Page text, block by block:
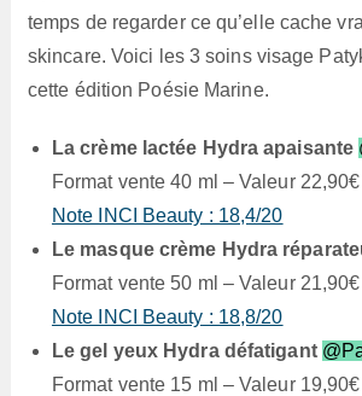
temps de regarder ce qu’elle cache
skincare. Voici les 3 soins visage
cette édition Poésie Marine.
La crème lactée Hydra apaisante
Format vente 40 ml – Valeur 22,90€
Note INCI Beauty : 18,4/20
Le masque crème Hydra
Format vente 50 ml – Valeur 21,90€
Note INCI Beauty : 18,8/20
Le gel yeux Hydra défatigant
Format vente 15 ml – Valeur 19,90€